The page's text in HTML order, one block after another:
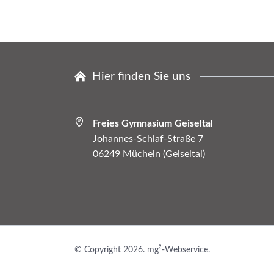
Hier finden Sie uns
Freies Gymnasium Geiseltal
Johannes-Schlaf-Straße 7
06249 Mücheln (Geiseltal)
© Copyright 2026. mg²-Webservice.